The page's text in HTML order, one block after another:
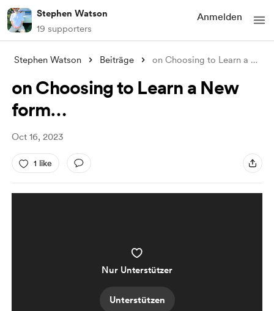
Stephen Watson
19 supporters
Anmelden
Stephen Watson Beiträge on Choosing to Learn a New form…
on Choosing to Learn a New
form…
Oct 16, 2023
1 like
Nur Unterstützer
Unterstützen